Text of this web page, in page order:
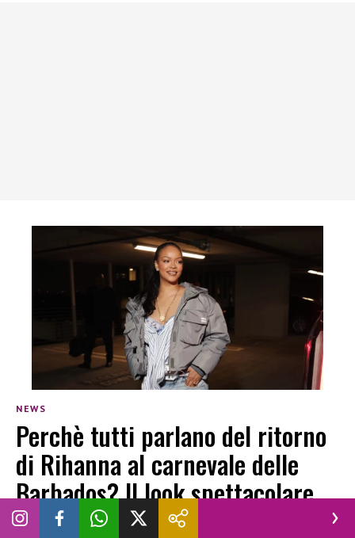
NEWS
Perchè tutti parlano del ritorno
di Rihanna al carnevale delle
Barbados? Il look spettacolare
SARA GUGLIELMETTI 5 AGOSTO 2026